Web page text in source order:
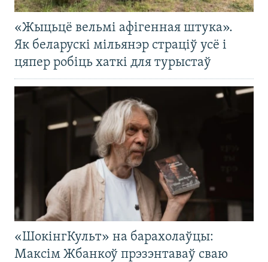
«Жыцьцё вельмі афігенная штука».
Як беларускі мільянэр страціў усё і
цяпер робіць хаткі для турыстаў
«ШокінгКульт» на барахолаўцы:
Максім Жбанкоў прэзэнтаваў сваю